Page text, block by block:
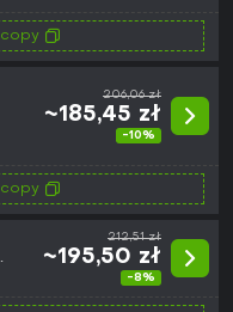
copy
206,06 zł
~185,45 zł
-10%
copy
212,51 zł
~195,50 zł
-8%